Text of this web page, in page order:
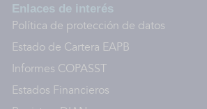
Enlaces de interés
Política de protección de datos
Estado de Cartera EAPB
Informes COPASST
Estados Financieros